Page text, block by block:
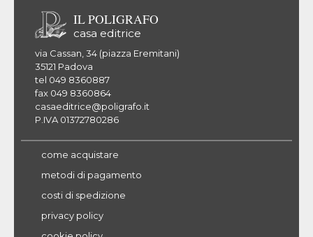
IL POLIGRAFO
casa editrice
via Cassan, 34 (piazza Eremitani)
35121 Padova
tel 049 8360887
fax 049 8360864
casaeditrice@poligrafo.it
P.IVA 01372780286
come acquistare
metodi di pagamento
costi di spedizione
privacy policy